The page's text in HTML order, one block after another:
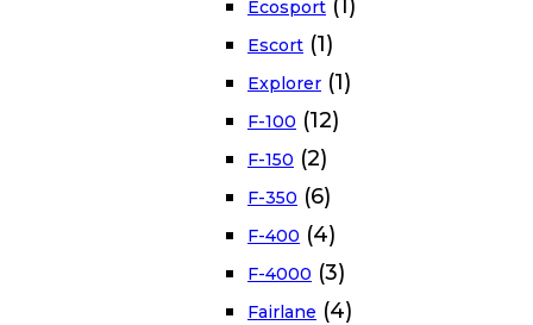
Ecosport (1)
Escort (1)
Explorer (1)
F-100 (12)
F-150 (2)
F-350 (6)
F-400 (4)
F-4000 (3)
Fairlane (4)